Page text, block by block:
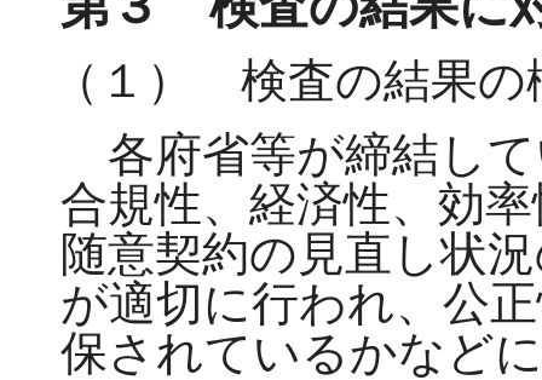
（１） 検査の結果の
各府省等が締結し
合規性、経済性、効
随意契約の見直し状
が適切に行われ、公
保されているかなど